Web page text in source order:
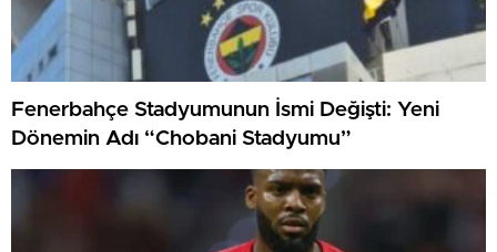
Fenerbahçe Stadyumunun İsmi Değişti: Yeni
Dönemin Adı “Chobani Stadyumu”